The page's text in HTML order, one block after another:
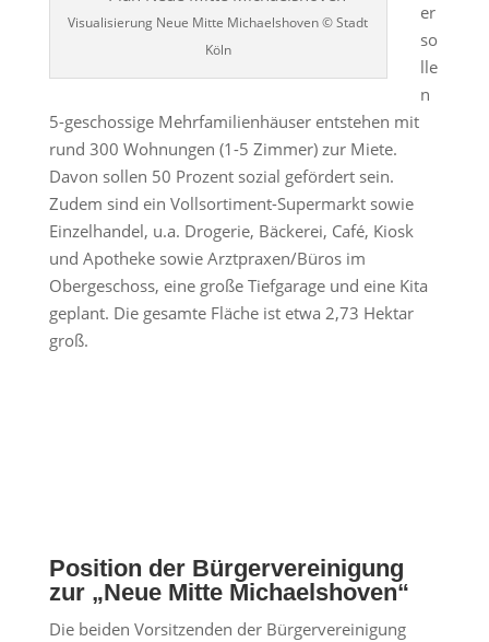
Visualisierung Neue Mitte Michaelshoven © Stadt
Köln
er
so
lle
n
5-geschossige Mehrfamilienhäuser entstehen mit
rund 300 Wohnungen (1-5 Zimmer) zur Miete.
Davon sollen 50 Prozent sozial gefördert sein.
Zudem sind ein Vollsortiment-Supermarkt sowie
Einzelhandel, u.a. Drogerie, Bäckerei, Café, Kiosk
und Apotheke sowie Arztpraxen/Büros im
Obergeschoss, eine große Tiefgarage und eine Kita
geplant. Die gesamte Fläche ist etwa 2,73 Hektar
groß.
Position der Bürgervereinigung
zur „Neue Mitte Michaelshoven“
Die beiden Vorsitzenden der Bürgervereinigung